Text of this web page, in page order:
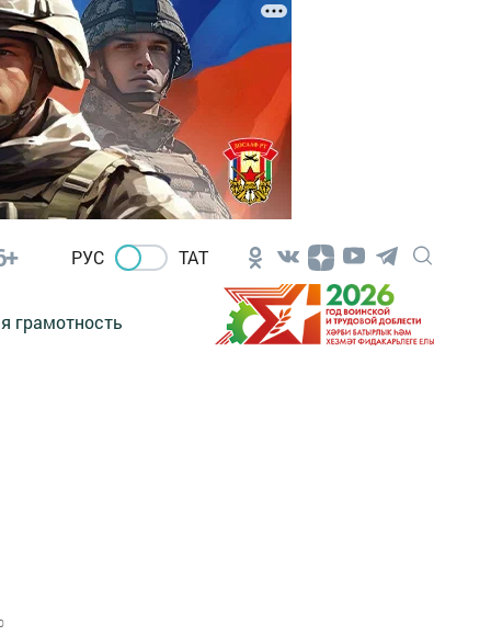
РУС ТАТ
грамотность